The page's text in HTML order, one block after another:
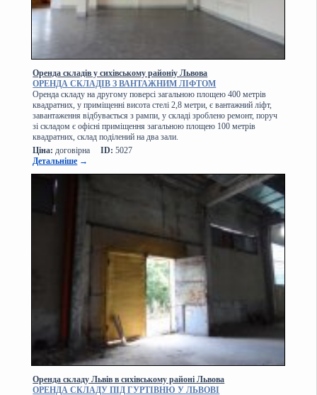
Оренда складів у сихівському районіу Львова
ОРЕНДА СКЛАДІВ З ВАНТАЖНИМ ЛІФТОМ
Оренда складу на другому поверсі загальною площею 400 метрів
квадратних, у приміщенні висота стелі 2,8 метри, є вантажний ліфт,
завантаження відбувається з рампи, у складі зроблено ремонт, поруч
зі складом є офісні приміщення загальною площею 100 метрів
квадратних, склад поділений на два зали.
Ціна: договірна ID: 5027
Детальніше →
Оренда складу Львів в сихівському районі Львова
ОРЕНДА СКЛАДУ ПІД ГУРТІВНЮ У ЛЬВОВІ